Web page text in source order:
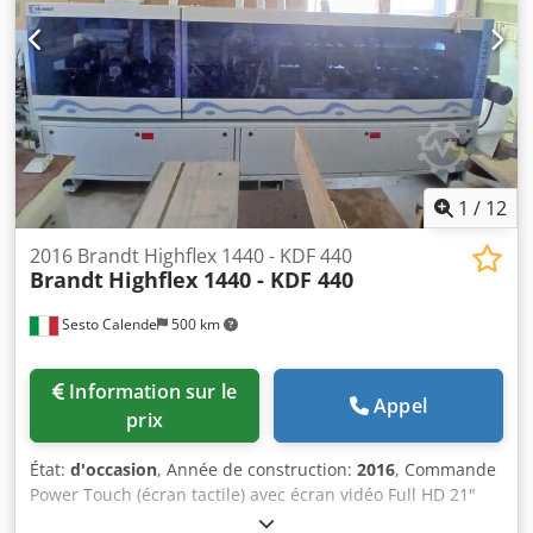
d’extension jusqu’à Djdpsxy Tm Iofx Adpsck
de colle Unité de brossage Dcsdpfx Aow Db Rfjdpok
1 / 12
Sesto Calende 500 km
2016 Brandt Highflex 1440 - KDF 440
Brandt Highflex 1440 - KDF 440
prix
Appel
État: d'occasion, Année de construction: 2016, Commande
Power Touch (écran tactile) avec écran vidéo Full HD 21"
Hauteur du panneau : 60 mm PVC/ABS : 3 mm Bois massif